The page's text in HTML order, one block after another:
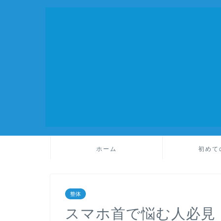
ホーム 初めて
整体
スマホ首で悩む人必